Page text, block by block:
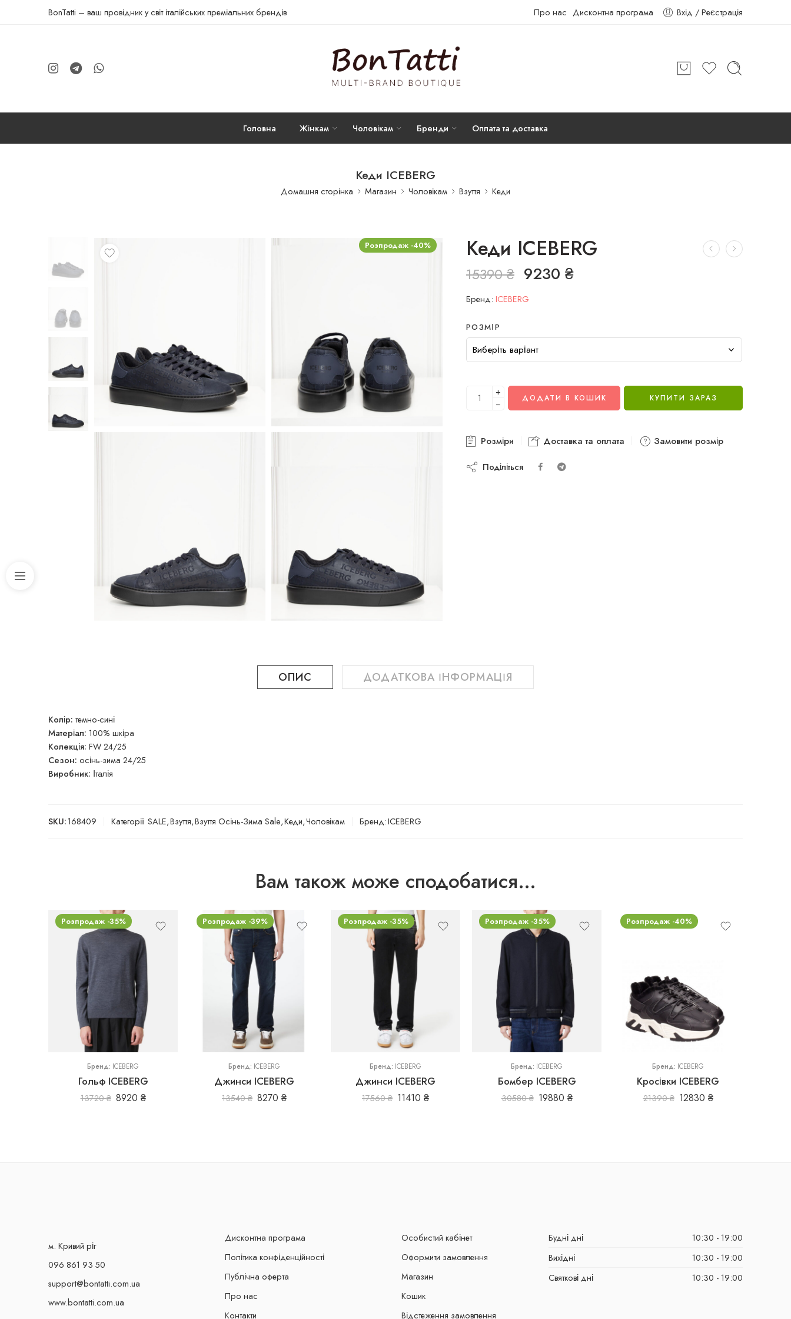
BonTatti – ваш провідник у світ італійських преміальних брендів Про нас Дисконтна програма Вхід / Реєстрація
Головна Жінкам Чоловікам Бренди Оплата та доставка
Кеди ICEBERG
Домашня сторінка Магазин Чоловікам Взуття Кеди
Розпродаж -40% Кеди ICEBERG
15390₴ 9230 ₴
Бренд: ICEBERG
РОЗМІР
+
−
ДОДАТИ В КОШИК КУПИТИ ЗАРАЗ
Розміри Доставка та оплата Замовити розмір
Поділіться
ОПИС ДОДАТКОВА ІНФОРМАЦІЯ
Колір: темно-сині
Матеріал: 100% шкіра
Колекція: FW 24/25
Сезон: осінь-зима 24/25
Виробник: Італія
SKU:168409 Категорії SALE,Взуття,Взуття Осінь-Зима Sale,Кеди,Чоловікам Бренд:ICEBERG
Вам також може сподобатися…
Розпродаж -35%
Бренд: ICEBERG
Гольф ICEBERG
13720₴ 8920 ₴
L
Розпродаж -39%
Бренд: ICEBERG
Джинси ICEBERG
13540₴ 8270 ₴
Розпродаж -35%
Бренд: ICEBERG
Джинси ICEBERG
17560₴ 11410 ₴
Розпродаж -35%
Бренд: ICEBERG
Бомбер ICEBERG
30580₴ 19880 ₴
50
54
56
Розпродаж -40%
Бренд: ICEBERG
Кросівки ICEBERG
21390₴ 12830 ₴
43
44
м. Кривий ріг
096 861 93 50
support@bontatti.com.ua
www.bontatti.com.ua
Дисконтна програма
Політика конфіденційності
Публічна оферта
Про нас
Контакти
Особистий кабінет
Оформити замовлення
Магазин
Кошик
Відстеження замовлення
Будні дні
10:30 - 19:00
Вихідні
10:30 - 19:00
Святкові дні
10:30 - 19:00